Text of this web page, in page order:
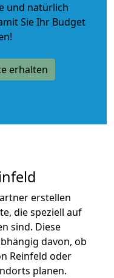
und natürlich
Sie Ihr Budget
erhalten
erstellen
die speziell auf
sind. Diese
davon, ob
Reinfeld oder
planen.